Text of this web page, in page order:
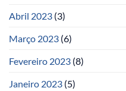
Abril 2023 (3)
Março 2023 (6)
Fevereiro 2023 (8)
Janeiro 2023 (5)